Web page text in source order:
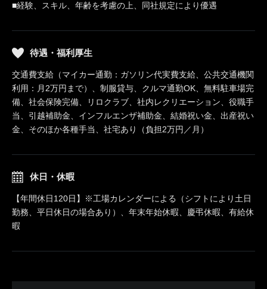
■経験、スキル、年齢を考慮の上、同社規定により優遇
待遇・福利厚生
交通費支給（マイカー通勤：ガソリン代実費支給、公共交通機関
利用：月2万円まで）、制服貸与、クルマ通勤OK、無料駐車場完
備、社会保険完備、リロクラブ、社内レクリエーション、役職手
当、引越補助金、インフルエンザ補助金、結婚祝い金、出産祝い
金、そのほか各種手当、社宅あり（負担2万円／月）
休日・休暇
【年間休日120日】※工場カレンダーによる（シフトにより土日
勤務、平日休日の場合あり）、年末年始休暇、慶弔休暇、有給休
暇